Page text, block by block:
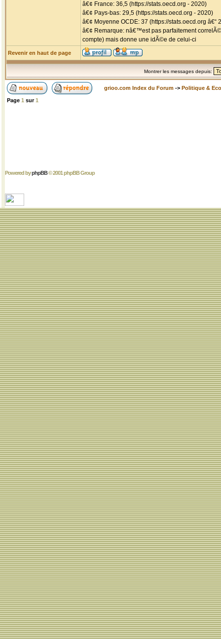
â€¢ France: 36,5 (https://stats.oecd.org - 2020)
â€¢ Pays-bas: 29,5 (https://stats.oecd.org - 2020)
â€¢ Moyenne OCDE: 37 (https://stats.oecd.org â€“
â€¢ Remarque: nâ€™est pas parfaitement
compte) mais donne une idÃ©e de celui-ci
Revenir en haut de page
Montrer les messages depuis:
grioo.com Index du Forum -> Politique &
Page 1 sur1
Powered byphpBB© 2001 phpBB Group